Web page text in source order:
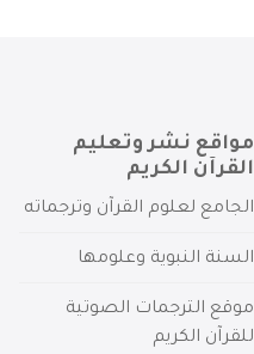
مواقع نشر وتعليم
القرآن الكريم
الجامع لعلوم القرآن وترجماته
السنة النبوية وعلومها
موقع الترجمات الصوتية
للقرآن الكريم